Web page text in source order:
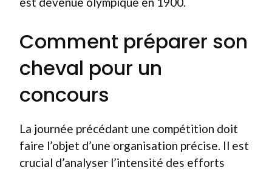
Comment préparer son
cheval pour un
concours
La journée précédant une compétition doit
faire l’objet d’une organisation précise. Il est
crucial d’analyser l’intensité des efforts